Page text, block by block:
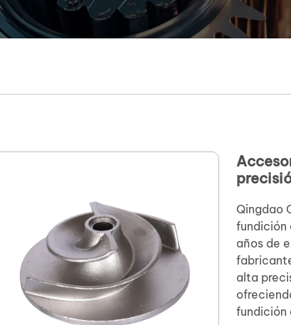
Qingdao
fundición
años de
alta
fundición